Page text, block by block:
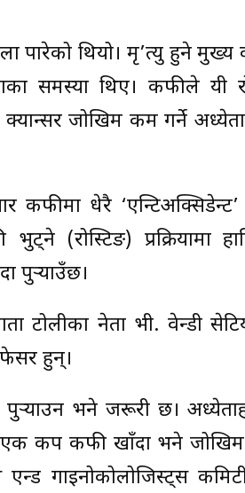
पारेको थियो। मृ’त्यु हुने मुख्य
समस्या थिए। कफीले यी
जोखिम कम गर्ने
कफीमा धेरै ‘एन्टिअक्सिडेन्ट’
(रोस्टिङ) प्रक्रियामा
पुर्‍याउँछ।
टोलीका नेता भी. वेन्डी
हुन्।
पुर्‍याउन भने जरूरी छ।
एक कप कफी खाँदा भने
गाइनोकोलोजिस्ट्स